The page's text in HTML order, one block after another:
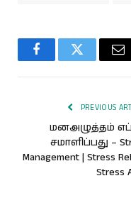
FacebookTwitter
PREVIOUS
மனஅழுத்தம்
சமாளிப்பது –
Management | Stress
Stress